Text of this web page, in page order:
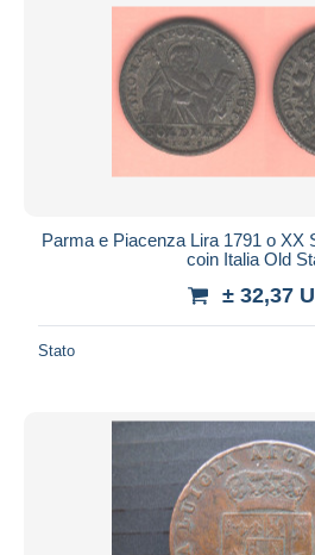
Parma e Piacenza Lira 1791 o XX
coin Italia Old
± 32,37
Stato